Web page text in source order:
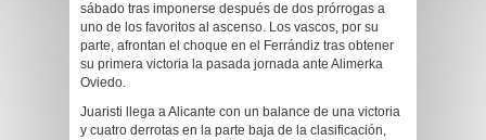
sábado tras imponerse después de dos prórrogas a
uno de los favoritos al ascenso. Los vascos, por su
parte, afrontan el choque en el Ferrándiz tras obtener
su primera victoria la pasada jornada ante Alimerka
Oviedo.
Juaristi llega a Alicante con un balance de una victoria
y cuatro derrotas en la parte baja de la clasificación,